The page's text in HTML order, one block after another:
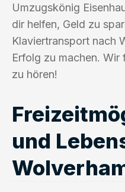
Umzugskönig
dir helfen, Geld zu
Klaviertransport nach
Erfolg zu machen.
zu hören!
und